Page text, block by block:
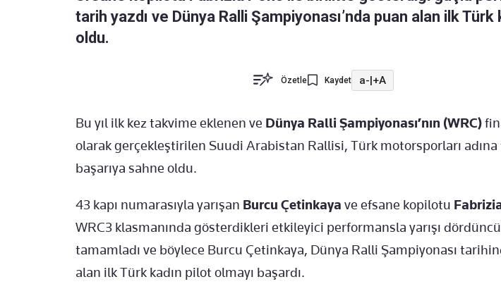
tarih yazdı ve Dünya Ralli Şampiyonası’nda puan alan ilk Türk
oldu.
Özetle Kaydet a-|+A
Bu yıl ilk kez takvime eklenen ve Dünya Ralli Şampiyonası’nın (WRC)
olarak gerçekleştirilen Suudi Arabistan Rallisi, Türk motorsporları
başarıya sahne oldu.
43 kapı numarasıyla yarışan Burcu Çetinkaya ve efsane kopilotu
WRC3 klasmanında gösterdikleri etkileyici performansla yarışı dördüncü
tamamladı ve böylece Burcu Çetinkaya, Dünya Ralli Şampiyonası
alan ilk Türk kadın pilot olmayı başardı.